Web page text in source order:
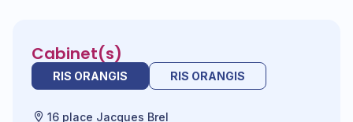
Cabinet(s)
RIS ORANGIS RIS ORANGIS
16 place Jacques Brel